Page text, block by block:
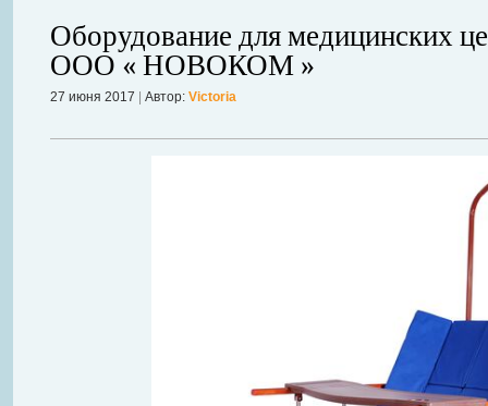
Можно ли увеличить грудь без операции? Таким вопросом
Оборудование для медицинских
ООО « НОВОКОМ »
27 июня 2017 Автор: Victoria